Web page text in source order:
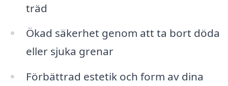
träd
Ökad säkerhet genom att ta bort döda
eller sjuka grenar
Förbättrad estetik och form av dina